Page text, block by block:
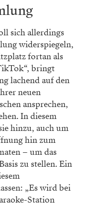
sich allerdings
widerspiegeln,
fortan als
bringt
lachend auf den
neuen
ansprechen,
In diesem
hinzu, auch um
hin zum
– um das
zu stellen. Ein
„Es wird bei
Station